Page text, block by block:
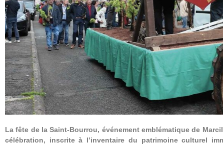
La fête de la Saint-Bourrou, événement emblématique de
célébration, inscrite à l’inventaire du patrimoine culturel